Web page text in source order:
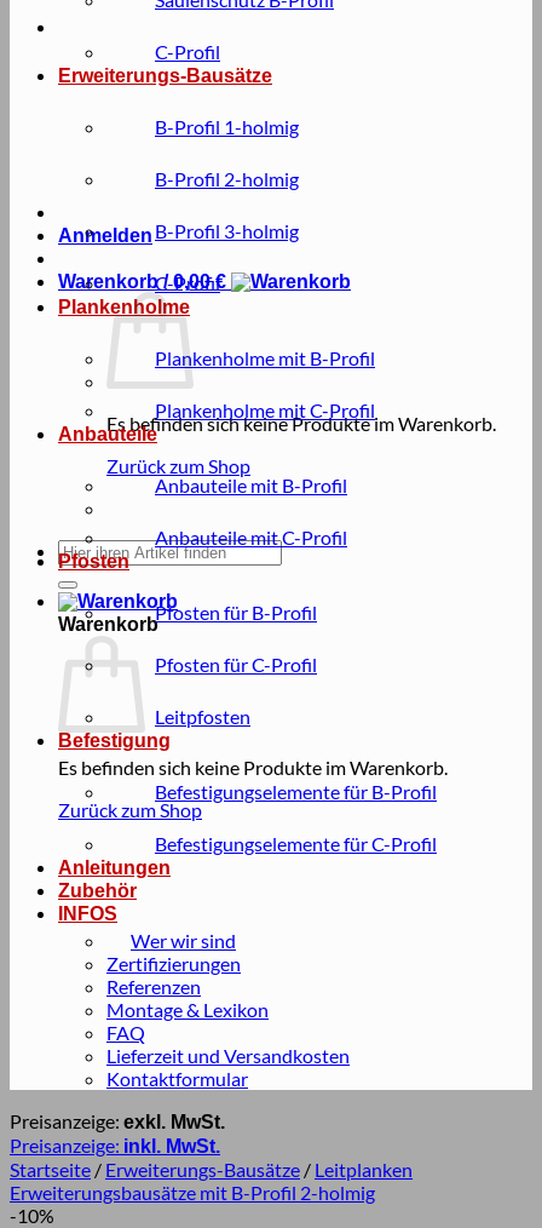
Anmelden
Warenkorb /0,00€
Es befinden sich keine Produkte im Warenkorb.
Zurück zum Shop
Suche
nach:
Warenkorb
Es befinden sich keine Produkte im Warenkorb.
Zurück zum Shop
C-Profil
Erweiterungs-Bausätze
B-Profil 1-holmig
B-Profil 2-holmig
B-Profil 3-holmig
C-Profil
Plankenholme
Plankenholme mit B-Profil
Plankenholme mit C-Profil
Anbauteile
Anbauteile mit B-Profil
Anbauteile mit C-Profil
Pfosten
Pfosten für B-Profil
Pfosten für C-Profil
Leitpfosten
Befestigung
Befestigungselemente für B-Profil
Befestigungselemente für C-Profil
Anleitungen
Zubehör
INFOS
Wer wir sind
Zertifizierungen
Referenzen
Montage & Lexikon
FAQ
Lieferzeit und Versandkosten
Kontaktformular
Preisanzeige: exkl. MwSt.
Preisanzeige: inkl. MwSt.
Startseite / Erweiterungs-Bausätze / Leitplanken
Erweiterungsbausätze mit B-Profil 2-holmig
-10%